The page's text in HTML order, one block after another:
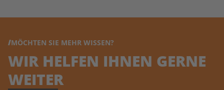
MÖCHTEN SIE MEHR WISSEN?
WIR HELFEN IHNEN GERNE
WEITER